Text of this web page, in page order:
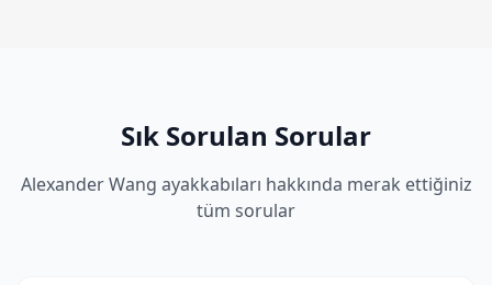
Sık Sorulan Sorular
Alexander Wang ayakkabıları hakkında merak ettiğiniz
tüm sorular